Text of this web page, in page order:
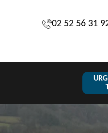
02 52 56 31